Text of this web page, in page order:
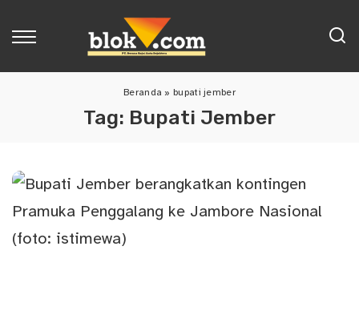
Beranda »bupati jember
Tag: Bupati Jember